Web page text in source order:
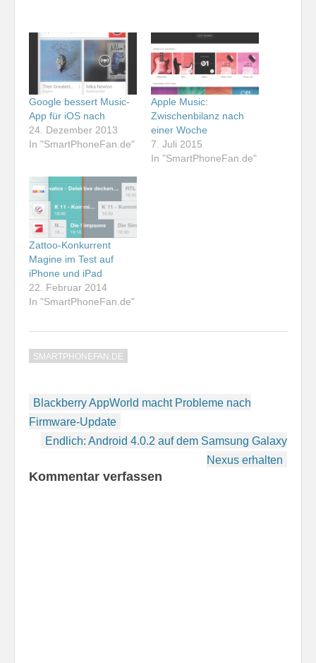
Google bessert Music-
App für iOS nach
24. Dezember 2013
In "SmartPhoneFan.de"
Apple Music:
Zwischenbilanz nach
einer Woche
7. Juli 2015
In "SmartPhoneFan.de"
Zattoo-Konkurrent
Magine im Test auf
iPhone und iPad
22. Februar 2014
In "SmartPhoneFan.de"
SMARTPHONEFAN.DE
Beitragsnavigation
Blackberry AppWorld macht Probleme nach
Firmware-Update
Endlich: Android 4.0.2 auf dem Samsung Galaxy
Nexus erhalten
Kommentar verfassen